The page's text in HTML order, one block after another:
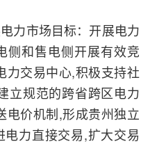
市场目标：开展电力
侧和售电侧开展有效竞
力交易中心,积极支持社
立规范的跨省跨区电力
电价机制,形成贵州独立
力直接交易,扩大交易